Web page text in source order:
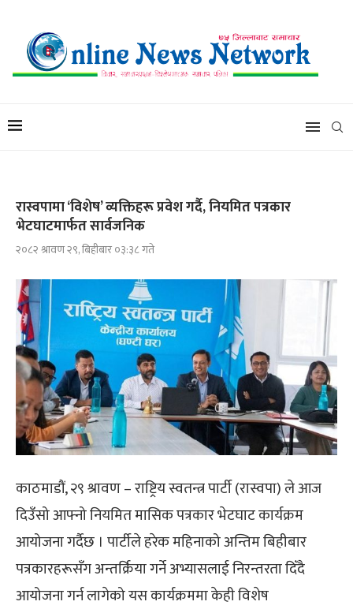
रास्वपामा ‘विशेष’ व्यक्तिहरू प्रवेश गर्दै, नियमित पत्रकार
भेटघाटमार्फत सार्वजनिक
२०८२ श्रावण २९, बिहीबार ०३:३८ गते
काठमाडौं,२९ श्रावण–राष्ट्रिय स्वतन्त्र पार्टी (रास्वपा) ले आज
दिउँसो आफ्नो नियमित मासिक पत्रकार भेटघाट कार्यक्रम
आयोजना गर्दैछ । पार्टीले हरेक महिनाको अन्तिम बिहीबार
पत्रकारहरूसँग अन्तर्क्रिया गर्ने अभ्यासलाई निरन्तरता दिँदै
आयोजना गर्न लागेको यस कार्यक्रममा केही विशेष